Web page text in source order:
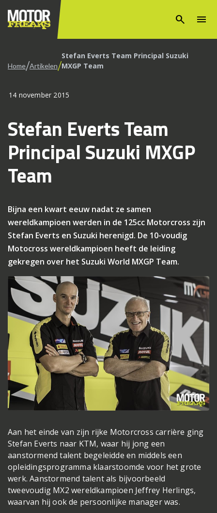
search menu
Home/Artikelen/Stefan Everts Team Principal Suzuki
MXGP Team
14 november 2015
Stefan Everts Team
Principal Suzuki MXGP
Team
Bijna een kwart eeuw nadat ze samen
wereldkampioen werden in de 125cc Motorcross zijn
Stefan Everts en Suzuki herenigd. De 10-voudig
Motocross wereldkampioen heeft de leiding
gekregen over het Suzuki World MXGP Team.
Aan het einde van zijn rijke Motorcross carrière ging
Stefan Everts naar KTM, waar hij jong een
aanstormend talent begeleidde en middels een
opleidingsprogramma klaarstoomde voor het grote
werk. Aanstormend talent als bijvoorbeeld
tweevoudig MX2 wereldkampioen Jeffrey Herlings,
waarvan hij ook de persoonlijke manager was.